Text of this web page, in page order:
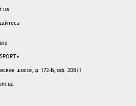
шоссе, д. 172-Б, оф. 208/1